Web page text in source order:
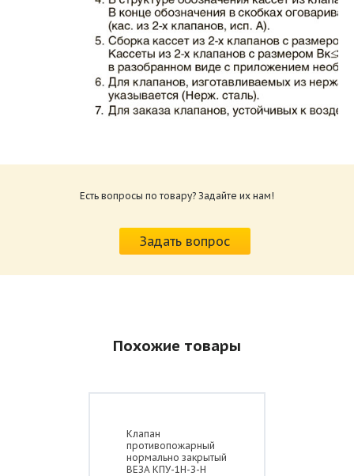
ВИНГС-М КЛОП-2.pdf
приводов КЛОП-2.pdf
Размер: 259.6 Кб
Есть вопросы по товару? Задайте их нам!
Задать вопрос
Похожие товары
Клапан
противопожарный
нормально закрытый
ВЕЗА КПУ-1Н-З-Н